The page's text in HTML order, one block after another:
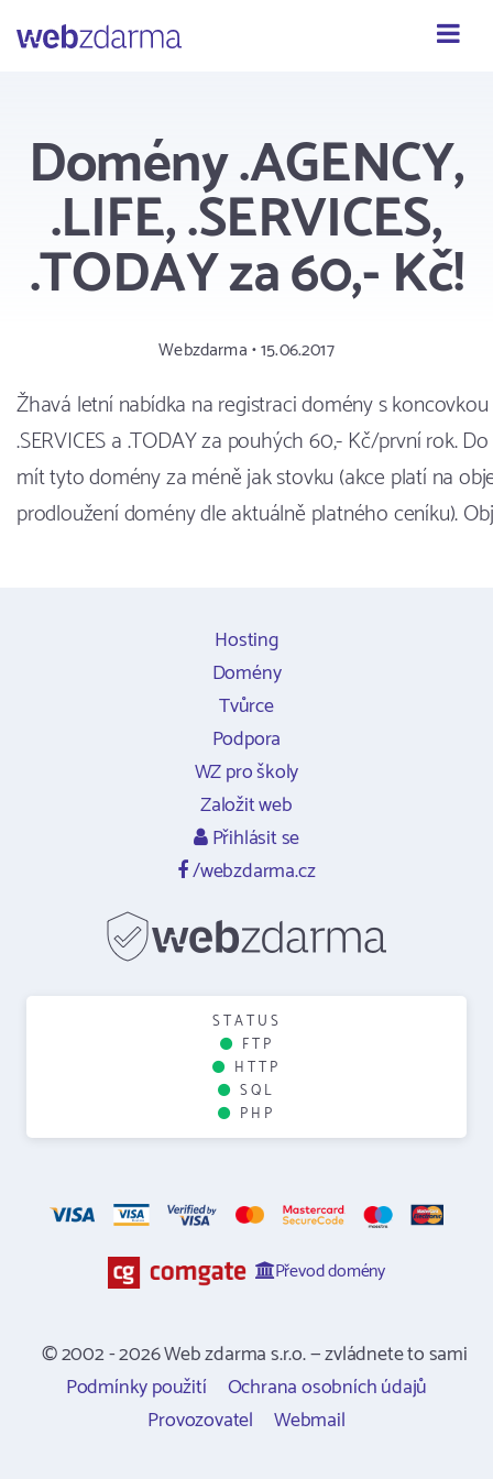
Domény .AGENCY,
.LIFE, .SERVICES,
.TODAY za 60,- Kč!
Webzdarma • 15.06.2017
Žhavá letní nabídka na registraci domény s koncovkou
.SERVICES a .TODAY za pouhých 60,- Kč/první rok.
mít tyto domény za méně jak stovku (akce platí na
prodloužení domény dle aktuálně platného ceníku).
Hosting
Domény
Tvůrce
Podpora
WZ pro školy
Založit web
Přihlásit se
/webzdarma.cz
STATUS
FTP
HTTP
SQL
PHP
Převod domény
© 2002 - 2026 Web zdarma s.r.o. — zvládnete to sami
Podmínky použití
Ochrana osobních údajů
Provozovatel
Webmail